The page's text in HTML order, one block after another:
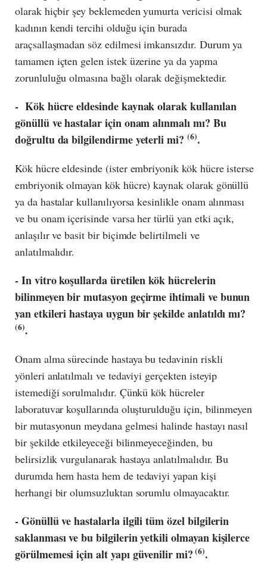
olarak hiçbir şey beklemeden yumurta vericisi olmak
kadının kendi tercihi olduğu için burada
araçsallaşmadan söz edilmesi imkansızdır. Durum ya
tamamen içten gelen istek üzerine ya da yapma
zorunluluğu olmasına bağlı olarak değişmektedir.
- Kök hücre eldesinde kaynak olarak kullanılan
gönüllü ve hastalar için onam alınmalı mı? Bu
doğrultu da bilgilendirme yeterli mi? (6).
Kök hücre eldesinde (ister embriyonik kök hücre isterse
embriyonik olmayan kök hücre) kaynak olarak gönüllü
ya da hastalar kullanılıyorsa kesinlikle onam alınması
ve bu onam içerisinde varsa her türlü yan etki açık,
anlaşılır ve basit bir biçimde belirtilmeli ve
anlatılmalıdır.
- In vitro koşullarda üretilen kök hücrelerin
bilinmeyen bir mutasyon geçirme ihtimali ve bunun
yan etkileri hastaya uygun bir şekilde anlatıldı mı?
(6).
Onam alma sürecinde hastaya bu tedavinin riskli
yönleri anlatılmalı ve tedaviyi gerçekten isteyip
istemediği sorulmalıdır. Çünkü kök hücreler
laboratuvar koşullarında oluşturulduğu için, bilinmeyen
bir mutasyonun meydana gelmesi halinde hastayı nasıl
bir şekilde etkileyeceği bilinmeyeceğinden, bu
belirsizlik vurgulanarak hastaya anlatılmalıdır. Bu
durumda hem hasta hem de tedaviyi yapan kişi
herhangi bir olumsuzluktan sorumlu olmayacaktır.
- Gönüllü ve hastalarla ilgili tüm özel bilgilerin
saklanması ve bu bilgilerin yetkili olmayan kişilerce
görülmemesi için alt yapı güvenilir mi? (6).